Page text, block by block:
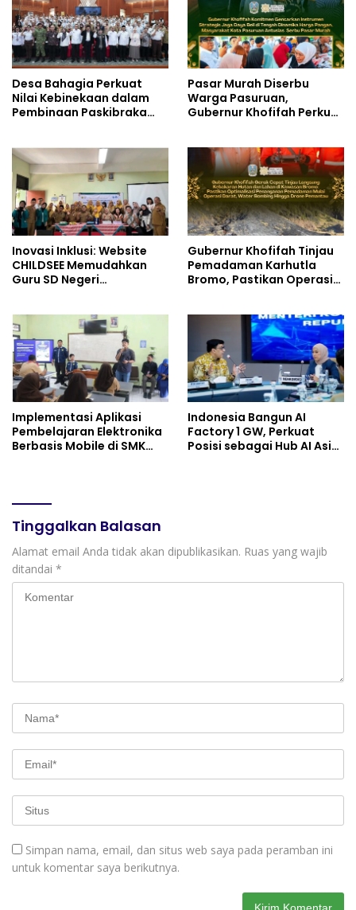
Desa Bahagia Perkuat
Nilai Kebinekaan dalam
Pembinaan Paskibraka
Pasar Murah Diserbu
Warga Pasuruan,
Gubernur Khofifah Perkuat
Inovasi Inklusi: Website
CHILDSEE Memudahkan
Guru SD Negeri
Berkebutuhan Khusus
Gubernur Khofifah Tinjau
Pemadaman Karhutla
Bromo, Pastikan Operasi
Implementasi Aplikasi
Pembelajaran Elektronika
Berbasis Mobile di SMK
Indonesia Bangun AI
Factory 1 GW, Perkuat
Posisi sebagai Hub AI Asia
Tinggalkan Balasan
Alamat email Anda tidak akan dipublikasikan. Ruas yang wajib
ditandai *
Simpan nama, email, dan situs web saya pada peramban ini
untuk komentar saya berikutnya.